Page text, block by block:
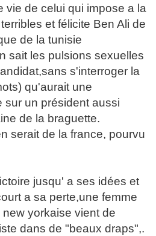
vie de celui qui impose a la
et félicite Ben Ali de
de la tunisie
sait les pulsions sexuelles
s'interroger la
qu'aurait une
sur un président aussi
de la braguette.
serait de la france, pourvu
jusqu' a ses idées et
a sa perte,une femme
yorkaise vient de
dans de "beaux draps",.